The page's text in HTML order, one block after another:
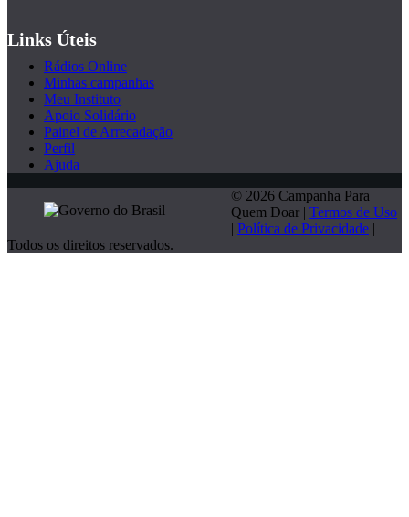
Links Úteis
Rádios Online
Minhas campanhas
Meu Instituto
Apoio Solidário
Painel de Arrecadação
Perfil
Ajuda
© 2026 Campanha Para
Quem Doar | Termos de Uso
| Política de Privacidade |
Todos os direitos reservados.